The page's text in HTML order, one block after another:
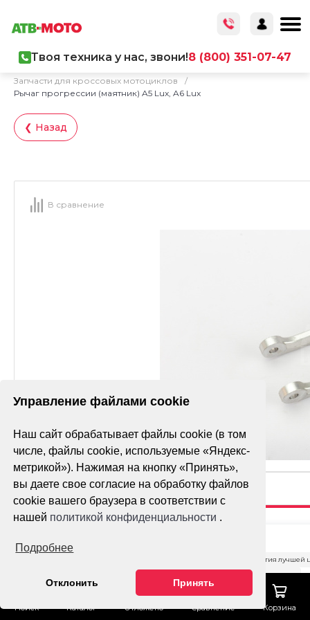
Управление файлами cookie
Наш сайт обрабатывает файлы cookie (в том
числе, файлы cookie, используемые «Яндекс-
метрикой»). Нажимая на кнопку «Принять»,
вы даете свое согласие на обработку файлов
cookie вашего браузера в соответствии с
нашей политикой конфиденциальности .
Подробнее
Отклонить Принять
Поиск Каталог Отложено Сравнение Корзина
Твоя техника у нас, звони!8 (800) 351-07-47
Запчасти для кроссовых мотоциклов
/
Рычаг прогрессии (маятник) A5 Lux, A6 Lux
❮ Назад
В сравнение
ПРОГРЕССИИ
(МАЯТНИК) A5
LUX, A6 LUX
Гарантия лучшей
Тех. поддержка